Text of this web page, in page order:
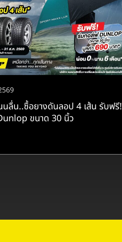
ลื่น..ซื้อยางดันลอป 4 เส้น รับฟรี!
ขนาด 30 นิ้ว